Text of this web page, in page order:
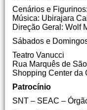
Cenários e
Música: Ubirajara
Direção Geral: Wolf
Sábados e
Teatro Vanucci
Rua Marquês de
Shopping Center da
Patrocínio
SNT – SEAC –